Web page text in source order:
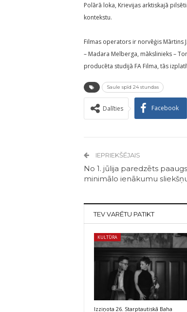
Polārā loka, Krievijas arktiskajā
kontekstu.
Filmas operators ir norvēģis Mārtins
– Madara Melberga, mākslinieks –
producēta studijā FA Filma, tās
Saule spīd 24 stundas
Dalīties Facebook
IEPRIEKŠĒJAIS
No 1. jūlija paredzēts
minimālo ienākumu
TEV VARĒTU PATIKT
KULTŪRA
Izziņota 26. Starptautiskā Baha